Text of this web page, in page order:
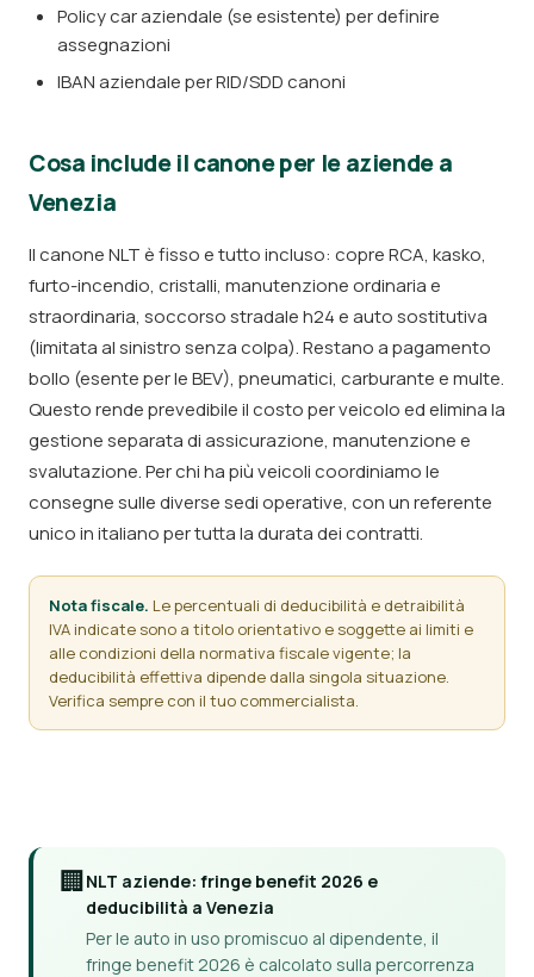
Policy car aziendale (se esistente) per definire
assegnazioni
IBAN aziendale per RID/SDD canoni
Cosa include il canone per le aziende a
Venezia
Il canone NLT è fisso e tutto incluso: copre RCA, kasko,
furto-incendio, cristalli, manutenzione ordinaria e
straordinaria, soccorso stradale h24 e auto sostitutiva
(limitata al sinistro senza colpa). Restano a pagamento
bollo (esente per le BEV), pneumatici, carburante e multe.
Questo rende prevedibile il costo per veicolo ed elimina la
gestione separata di assicurazione, manutenzione e
svalutazione. Per chi ha più veicoli coordiniamo le
consegne sulle diverse sedi operative, con un referente
unico in italiano per tutta la durata dei contratti.
Nota fiscale. Le percentuali di deducibilità e detraibilità
IVA indicate sono a titolo orientativo e soggette ai limiti e
alle condizioni della normativa fiscale vigente; la
deducibilità effettiva dipende dalla singola situazione.
Verifica sempre con il tuo commercialista.
🏢NLT aziende: fringe benefit 2026 e
deducibilità a Venezia
Per le auto in uso promiscuo al dipendente, il
fringe benefit 2026 è calcolato sulla percorrenza